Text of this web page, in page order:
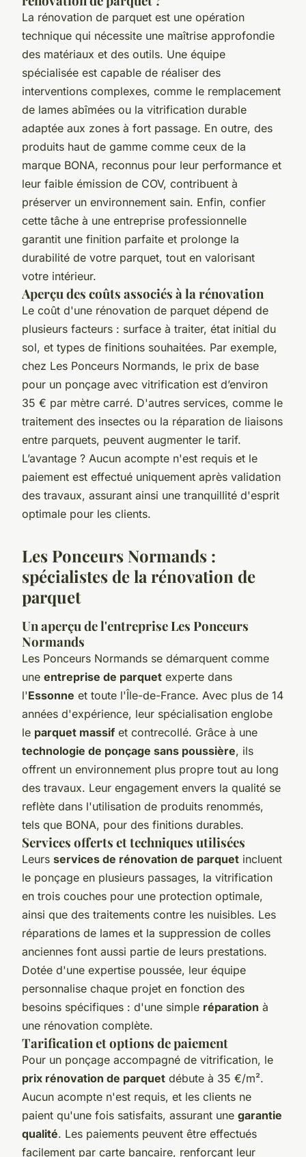
La rénovation de parquet est une opération
technique qui nécessite une maîtrise approfondie
des matériaux et des outils. Une équipe
spécialisée est capable de réaliser des
interventions complexes, comme le remplacement
de lames abîmées ou la vitrification durable
adaptée aux zones à fort passage. En outre, des
produits haut de gamme comme ceux de la
marque BONA, reconnus pour leur performance et
leur faible émission de COV, contribuent à
préserver un environnement sain. Enfin, confier
cette tâche à une entreprise professionnelle
garantit une finition parfaite et prolonge la
durabilité de votre parquet, tout en valorisant
votre intérieur.
Aperçu des coûts associés à la rénovation
Le coût d'une rénovation de parquet dépend de
plusieurs facteurs : surface à traiter, état initial du
sol, et types de finitions souhaitées. Par exemple,
chez Les Ponceurs Normands, le prix de base
pour un ponçage avec vitrification est d’environ
35 € par mètre carré. D'autres services, comme le
traitement des insectes ou la réparation de liaisons
entre parquets, peuvent augmenter le tarif.
L’avantage ? Aucun acompte n'est requis et le
paiement est effectué uniquement après validation
des travaux, assurant ainsi une tranquillité d'esprit
optimale pour les clients.
Les Ponceurs Normands :
spécialistes de la rénovation de
parquet
Un aperçu de l'entreprise Les Ponceurs
Normands
Les Ponceurs Normands se démarquent comme
une entreprise de parquet experte dans
l'Essonne et toute l'Île-de-France. Avec plus de 14
années d'expérience, leur spécialisation englobe
le parquet massif et contrecollé. Grâce à une
technologie de ponçage sans poussière, ils
offrent un environnement plus propre tout au long
des travaux. Leur engagement envers la qualité se
reflète dans l'utilisation de produits renommés,
tels que BONA, pour des finitions durables.
Services offerts et techniques utilisées
Leurs services de rénovation de parquet incluent
le ponçage en plusieurs passages, la vitrification
en trois couches pour une protection optimale,
ainsi que des traitements contre les nuisibles. Les
réparations de lames et la suppression de colles
anciennes font aussi partie de leurs prestations.
Dotée d'une expertise poussée, leur équipe
personnalise chaque projet en fonction des
besoins spécifiques : d'une simple réparation à
une rénovation complète.
Tarification et options de paiement
Pour un ponçage accompagné de vitrification, le
prix rénovation de parquet débute à 35 €/m².
Aucun acompte n'est requis, et les clients ne
paient qu'une fois satisfaits, assurant une garantie
qualité. Les paiements peuvent être effectués
facilement par carte bancaire, renforçant leur